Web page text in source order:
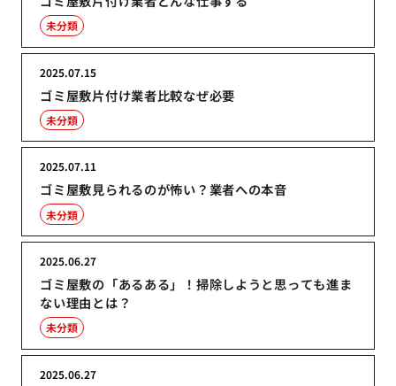
未分類
ゴミ屋敷片付け業者比較なぜ必要
2025.07.15
未分類
ゴミ屋敷見られるのが怖い？業者への本音
2025.07.11
未分類
ゴミ屋敷の「あるある」！掃除しようと思っても進ま
ない理由とは？
2025.06.27
未分類
2025.06.27